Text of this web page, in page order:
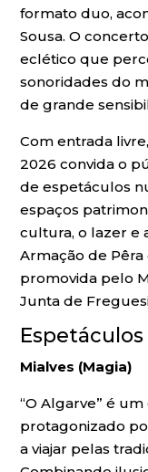
formato duo,
Sousa. O
eclético que
sonoridades do
de grande
Com entrada
2026 convida o
de espetáculos
espaços
cultura, o lazer e
Armação de Pêra
promovida pelo
Junta de
Espetáculos
Mialves (Magia)
“O Algarve” é
protagonizado
a viajar pelas